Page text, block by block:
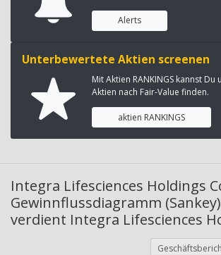
Alerts
Unterbewertete Aktien screenen
Mit Aktien RANKINGS kannst
Aktien nach Fair-Value finden.
aktien RANKINGS
Integra Lifesciences Holdings
Gewinnflussdiagramm
verdient Integra Lifesciences